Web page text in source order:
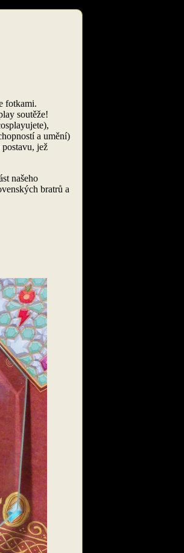
fotkami.
soutěže!
a umění)
jež
našeho
bratrů a